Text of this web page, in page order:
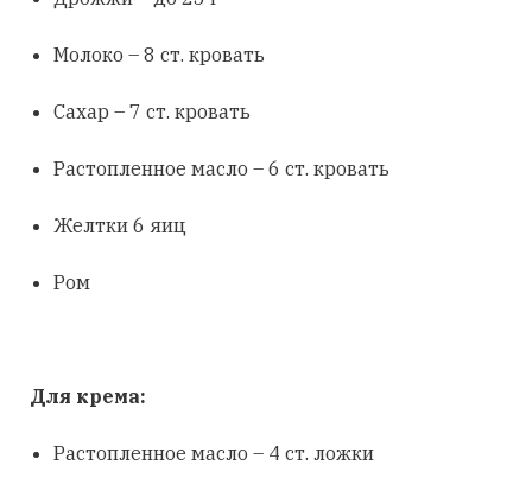
Молоко – 8 ст. кровать
Сахар – 7 ст. кровать
Растопленное масло – 6 ст. кровать
Желтки 6 яиц
Ром
Для крема:
Растопленное масло – 4 ст. ложки